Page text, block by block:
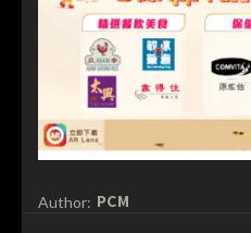
Author: PCM